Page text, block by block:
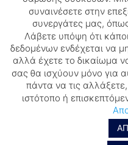
© 2026 dance-
Τρόποι
συναινέσετε στην
συνεργάτες μας,
Λάβετε υπόψη ότι
δεδομένων ενδέχεται να
αλλά έχετε το δικαίωμα
σας θα ισχύουν μόνο για
πάντα να τις
ιστότοπο ή